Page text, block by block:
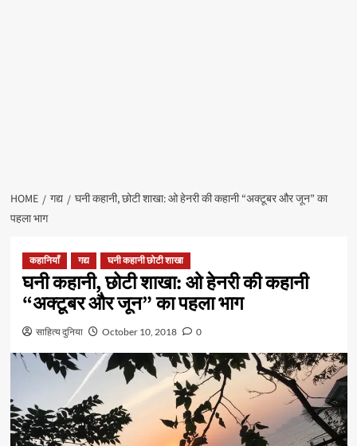
HOME गद्य
घनी कहानी, छोटी शाखा: ओ हेनरी की कहानी “अक्टूबर और जून” का
पहला भाग
कहानियाँ गद्य घनी कहानी छोटी शाखा
घनी कहानी, छोटी शाखा: ओ हेनरी की कहानी
“अक्टूबर और जून” का पहला भाग
साहित्य दुनिया October 10, 2018 0